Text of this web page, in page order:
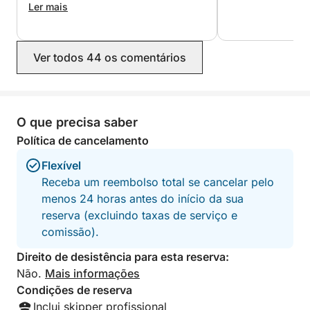
informações.
Até breve!
mudaram tudo para nós sem nenhum
Ler mais
Ver todos 44 os comentários
O que precisa saber
Política de cancelamento
Flexível
Receba um reembolso total se cancelar pelo
menos 24 horas antes do início da sua
reserva (excluindo taxas de serviço e
comissão).
Direito de desistência para esta reserva:
Não. Mais informações
Condições de reserva
Inclui skipper profissional